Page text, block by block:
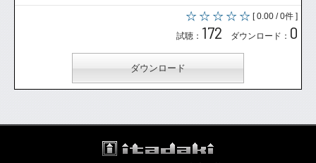
[ 0.00 / 0件 ]
試聴： 172 ダウンロード： 0
ダウンロード